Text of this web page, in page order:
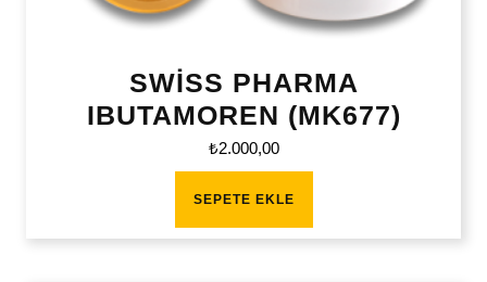
SWİSS PHARMA
IBUTAMOREN (MK677)
₺2.000,00
SEPETE EKLE